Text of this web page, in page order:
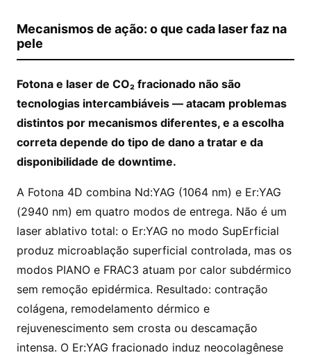
Mecanismos de ação: o que cada laser faz na
pele
Fotona e laser de CO₂ fracionado não são
tecnologias intercambiáveis — atacam problemas
distintos por mecanismos diferentes, e a escolha
correta depende do tipo de dano a tratar e da
disponibilidade de downtime.
A Fotona 4D combina Nd:YAG (1064 nm) e Er:YAG
(2940 nm) em quatro modos de entrega. Não é um
laser ablativo total: o Er:YAG no modo SupErficial
produz microablação superficial controlada, mas os
modos PIANO e FRAC3 atuam por calor subdérmico
sem remoção epidérmica. Resultado: contração
colágena, remodelamento dérmico e
rejuvenescimento sem crosta ou descamação
intensa. O Er:YAG fracionado induz neocolagênese